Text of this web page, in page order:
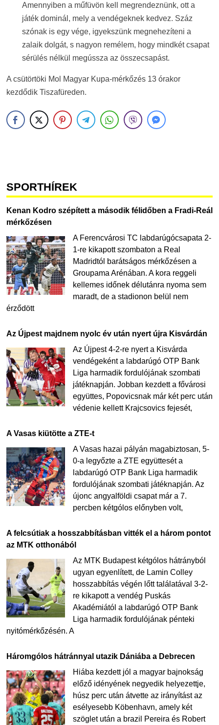
Amennyiben a műfüvön kell megrendeznünk, ott a
játék dominál, mely a vendégeknek kedvez. Száz
szónak is egy vége, igyekszünk megnehezíteni a
zalaik dolgát, s nagyon remélem, hogy mindkét csapat
sérülés nélkül megússza az összecsapást.
A csütörtöki Mol Magyar Kupa-mérkőzés 13 órakor
kezdődik Tiszafüreden.
SPORTHÍREK
Kenan Kodro szépített a második félidőben a Fradi-Reál
mérkőzésen
A Ferencvárosi TC labdarúgócsapata 2-
1-re kikapott szombaton a Real
Madridtól barátságos mérkőzésen a
Groupama Arénában. A kora reggeli
kellemes időnek délutánra nyoma sem
maradt, de a stadionon belül nem
érződött
Az Újpest majdnem nyolc év után nyert újra Kisvárdán
Az Újpest 4-2-re nyert a Kisvárda
vendégeként a labdarúgó OTP Bank
Liga harmadik fordulójának szombati
játéknapján. Jobban kezdett a fővárosi
együttes, Popovicsnak már két perc után
védenie kellett Krajcsovics fejesét,
A Vasas kiütötte a ZTE-t
A Vasas hazai pályán magabiztosan, 5-
0-a legyőzte a ZTE együttesét a
labdarúgó OTP Bank Liga harmadik
fordulójának szombati játéknapján. Az
újonc angyalföldi csapat már a 7.
percben kétgólos előnyben volt,
A felcsútiak a hosszabbításban vitték el a három pontot
az MTK otthonából
Az MTK Budapest kétgólos hátrányból
ugyan egyenlített, de Lamin Colley
hosszabbítás végén lőtt találatával 3-2-
re kikapott a vendég Puskás
Akadémiától a labdarúgó OTP Bank
Liga harmadik fordulójának pénteki
nyitómérkőzésén. A
Háromgólos hátránnyal utazik Dániába a Debrecen
Hiába kezdett jól a magyar bajnokság
előző idényének negyedik helyezettje,
húsz perc után átvette az irányítást az
esélyesebb Köbenhavn, amely két
szöglet után a brazil Pereira és Robert